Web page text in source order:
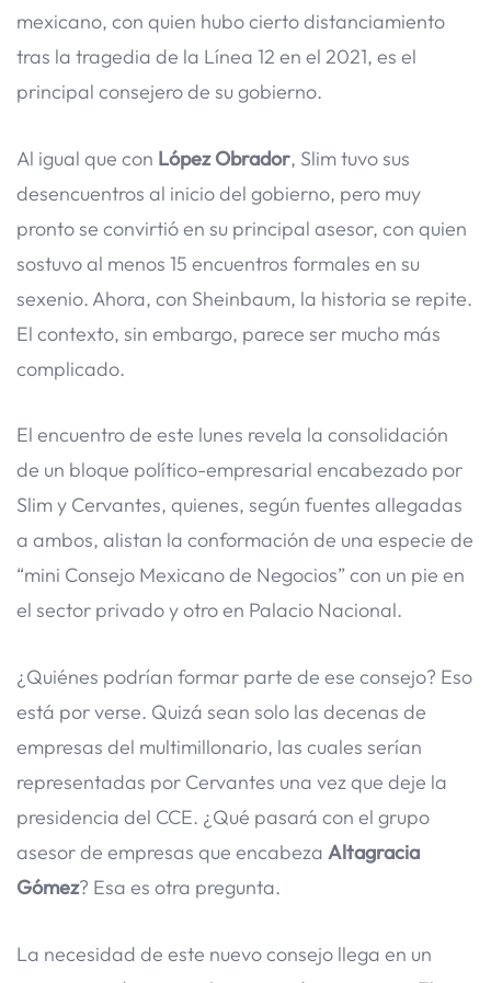
mexicano, con quien hubo cierto distanciamiento
tras la tragedia de la Línea 12 en el 2021, es el
principal consejero de su gobierno.
Al igual que con López Obrador, Slim tuvo sus
desencuentros al inicio del gobierno, pero muy
pronto se convirtió en su principal asesor, con quien
sostuvo al menos 15 encuentros formales en su
sexenio. Ahora, con Sheinbaum, la historia se repite.
El contexto, sin embargo, parece ser mucho más
complicado.
El encuentro de este lunes revela la consolidación
de un bloque político-empresarial encabezado por
Slim y Cervantes, quienes, según fuentes allegadas
a ambos, alistan la conformación de una especie de
“mini Consejo Mexicano de Negocios” con un pie en
el sector privado y otro en Palacio Nacional.
¿Quiénes podrían formar parte de ese consejo? Eso
está por verse. Quizá sean solo las decenas de
empresas del multimillonario, las cuales serían
representadas por Cervantes una vez que deje la
presidencia del CCE. ¿Qué pasará con el grupo
asesor de empresas que encabeza Altagracia
Gómez? Esa es otra pregunta.
La necesidad de este nuevo consejo llega en un